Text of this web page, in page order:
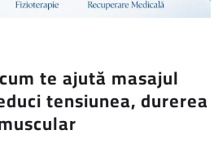
te ajută masajul
tensiunea, durerea